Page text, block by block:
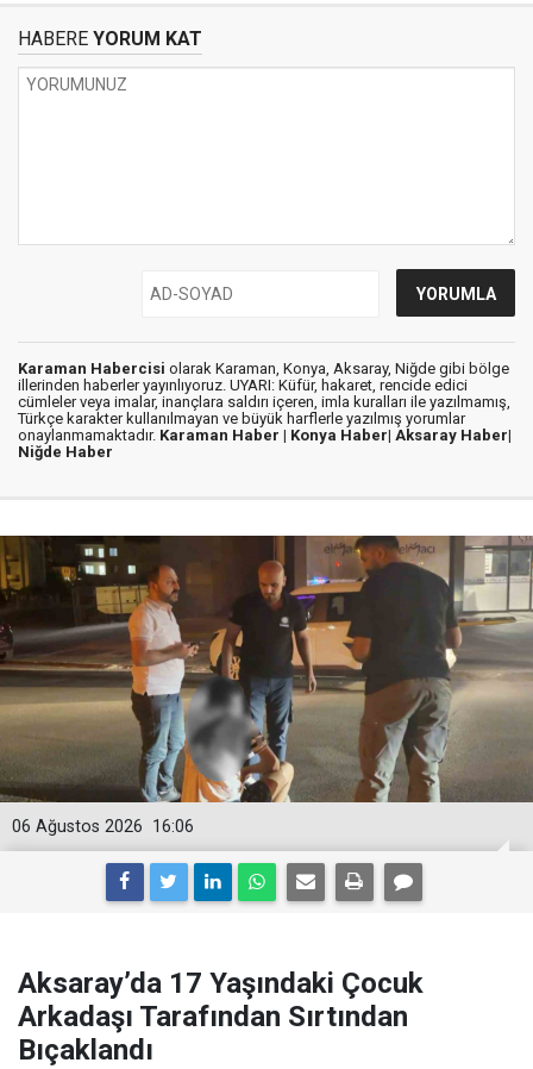
HABERE YORUM KAT
Karaman Habercisi olarak Karaman, Konya, Aksaray, Niğde gibi bölge
illerinden haberler yayınlıyoruz. UYARI: Küfür, hakaret, rencide edici
cümleler veya imalar, inançlara saldırı içeren, imla kuralları ile yazılmamış,
Türkçe karakter kullanılmayan ve büyük harflerle yazılmış yorumlar
onaylanmamaktadır. Karaman Haber | Konya Haber| Aksaray Haber|
Niğde Haber
16:06
06 Ağustos 2026
Aksaray’da 17 Yaşındaki Çocuk
Arkadaşı Tarafından Sırtından
Bıçaklandı